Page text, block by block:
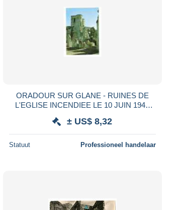
ORADOUR SUR GLANE - RUINES DE
L'EGLISE INCENDIEE LE 10 JUIN 1944
± US$ 8,32
Statuut Professioneel handelaar